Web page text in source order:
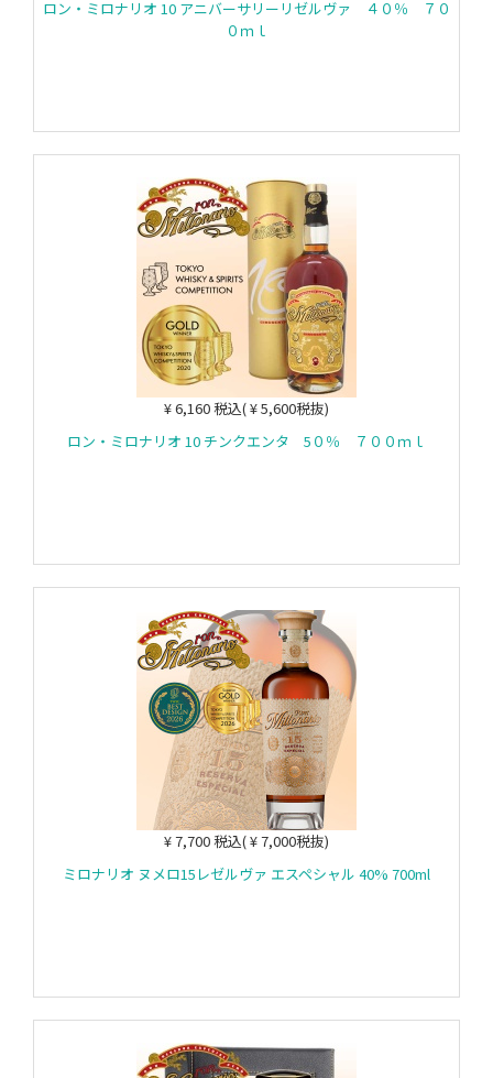
ロン・ミロナリオ 10 アニバーサリーリゼルヴァ ４０％ ７０
０ｍｌ
¥ 6,160 税込( ¥ 5,600税抜)
ロン・ミロナリオ 10 チンクエンタ 5０％ ７００ｍｌ
¥ 7,700 税込( ¥ 7,000税抜)
ミロナリオ ヌメロ15レゼルヴァ エスペシャル 40% 700ml